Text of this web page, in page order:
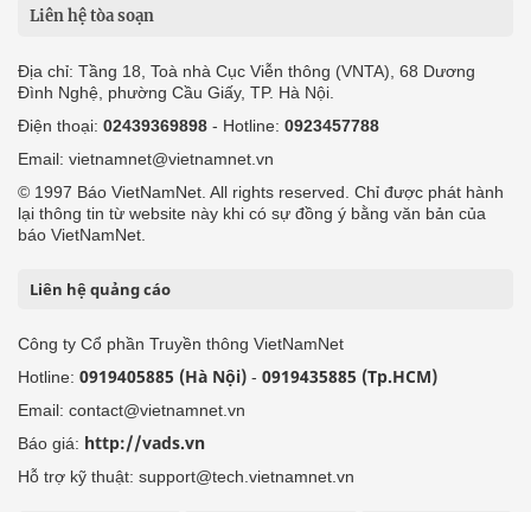
Liên hệ tòa soạn
Địa chỉ: Tầng 18, Toà nhà Cục Viễn thông (VNTA), 68 Dương
Đình Nghệ, phường Cầu Giấy, TP. Hà Nội.
Điện thoại: 02439369898 - Hotline: 0923457788
Email: vietnamnet@vietnamnet.vn
© 1997 Báo VietNamNet. All rights reserved. Chỉ được phát hành
lại thông tin từ website này khi có sự đồng ý bằng văn bản của
báo VietNamNet.
Liên hệ quảng cáo
Công ty Cổ phần Truyền thông VietNamNet
Hotline: 0919405885 (Hà Nội) - 0919435885 (Tp.HCM)
Email: contact@vietnamnet.vn
Báo giá: http://vads.vn
Hỗ trợ kỹ thuật: support@tech.vietnamnet.vn